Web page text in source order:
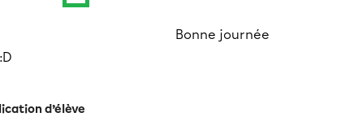
Bonne journée
d’élève